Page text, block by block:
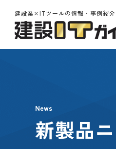
建設業×ITツールの情報・事例紹介
News
新製品